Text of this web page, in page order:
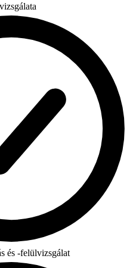
és -felülvizsgálat